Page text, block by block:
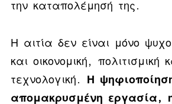
την καταπολέμησή της.
Η αιτία δεν είναι μόνο
και οικονομική, πολιτισμική
τεχνολογική.
Η
απομακρυσμένη εργασία,